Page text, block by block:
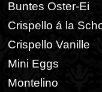
Buntes Oster-Ei
Crispello á la
Crispello Vanille
Mini Eggs
Montelino